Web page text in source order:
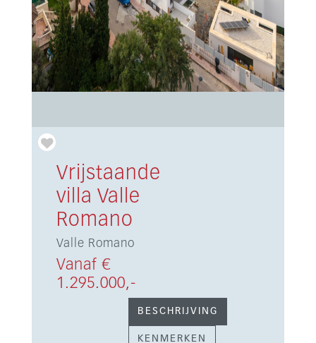
Vrijstaande
villa Valle
Romano
Valle Romano
Vanaf €
1.295.000,-
BESCHRIJVING
KENMERKEN